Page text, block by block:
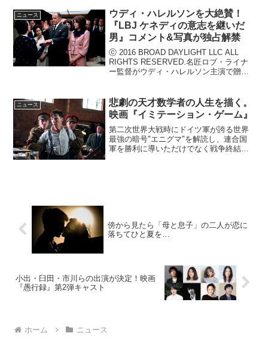
ニュース
ウディ・ハレルソンを大絶賛！
『LBJ ケネディの意志を継いだ
男』コメント&写真が独占解禁
ⓒ 2016 BROAD DAYLIGHT LLC ALL
RIGHTS RESERVED.名匠ロブ・ライナ
ー監督がウディ・ハレルソン主演で贈
全...
ニュース
悲劇の天才数学者の人生を描く。
映画『イミテーション・ゲーム』
第二次世界大戦時にドイツ軍が誇る世界
最強の暗号"エニグマ"を解読し、連合国
軍を勝利に導いただけでなく戦争終結を2
傍から見たら「母と息子」の二人が恋に
落ちてひと夏を…
小出・臼田・市川らの出演が決定！映画
『愚行録』第2弾キャスト
ホーム ニュース